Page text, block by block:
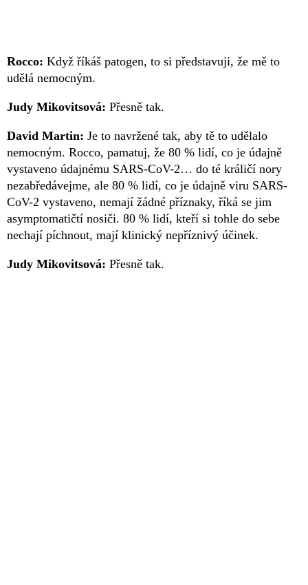
Rocco: Když říkáš patogen, to si představuji, že mě to
udělá nemocným.
Judy Mikovitsová: Přesně tak.
David Martin: Je to navržené tak, aby tě to udělalo
nemocným. Rocco, pamatuj, že 80 % lidí, co je údajně
vystaveno údajnému SARS-CoV-2… do té králičí nory
nezabředávejme, ale 80 % lidí, co je údajně viru SARS-
CoV-2 vystaveno, nemají žádné příznaky, říká se jim
asymptomatičtí nosiči. 80 % lidí, kteří si tohle do sebe
nechají píchnout, mají klinický nepříznivý účinek.
Judy Mikovitsová: Přesně tak.